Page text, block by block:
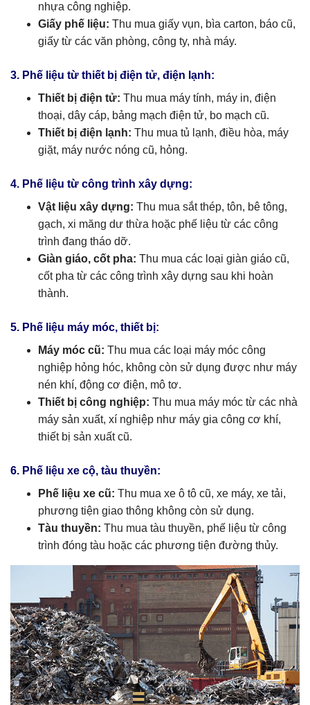
nhựa công nghiệp.
Giấy phế liệu: Thu mua giấy vụn, bìa carton, báo cũ,
giấy từ các văn phòng, công ty, nhà máy.
3. Phế liệu từ thiết bị điện tử, điện lạnh:
Thiết bị điện tử: Thu mua máy tính, máy in, điện
thoại, dây cáp, bảng mạch điện tử, bo mạch cũ.
Thiết bị điện lạnh: Thu mua tủ lạnh, điều hòa, máy
giặt, máy nước nóng cũ, hỏng.
4. Phế liệu từ công trình xây dựng:
Vật liệu xây dựng: Thu mua sắt thép, tôn, bê tông,
gạch, xi măng dư thừa hoặc phế liệu từ các công
trình đang tháo dỡ.
Giàn giáo, cốt pha: Thu mua các loại giàn giáo cũ,
cốt pha từ các công trình xây dựng sau khi hoàn
thành.
5. Phế liệu máy móc, thiết bị:
Máy móc cũ: Thu mua các loại máy móc công
nghiệp hỏng hóc, không còn sử dụng được như máy
nén khí, động cơ điện, mô tơ.
Thiết bị công nghiệp: Thu mua máy móc từ các nhà
máy sản xuất, xí nghiệp như máy gia công cơ khí,
thiết bị sản xuất cũ.
6. Phế liệu xe cộ, tàu thuyền:
Phế liệu xe cũ: Thu mua xe ô tô cũ, xe máy, xe tải,
phương tiện giao thông không còn sử dụng.
Tàu thuyền: Thu mua tàu thuyền, phế liệu từ công
trình đóng tàu hoặc các phương tiện đường thủy.